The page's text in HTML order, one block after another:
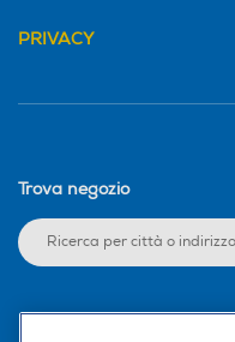
PRIVACY
Trova negozio